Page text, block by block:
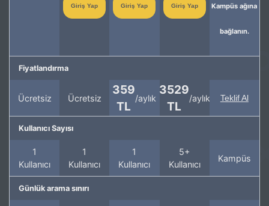
Giriş Yap Giriş Yap Giriş Yap Kampüs ağına
bağlanın.
Fiyatlandırma
Ücretsiz Ücretsiz
359
TL
/aylık
3529
TL
/aylık Teklif Al
Kullanıcı Sayısı
1
Kullanıcı
1
Kullanıcı
1
Kullanıcı
5+
Kullanıcı
Kampüs
Günlük arama sınırı